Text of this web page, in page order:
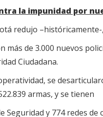
la impunidad por
redujo
más de 3.000 nuevos
Ciudadana.
se
armas, y se tienen
Seguridad y 774 redes de